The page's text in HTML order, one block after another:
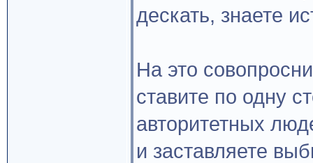
дескать, знаете
На это
ставите по одну
авторитетных
и заставляете